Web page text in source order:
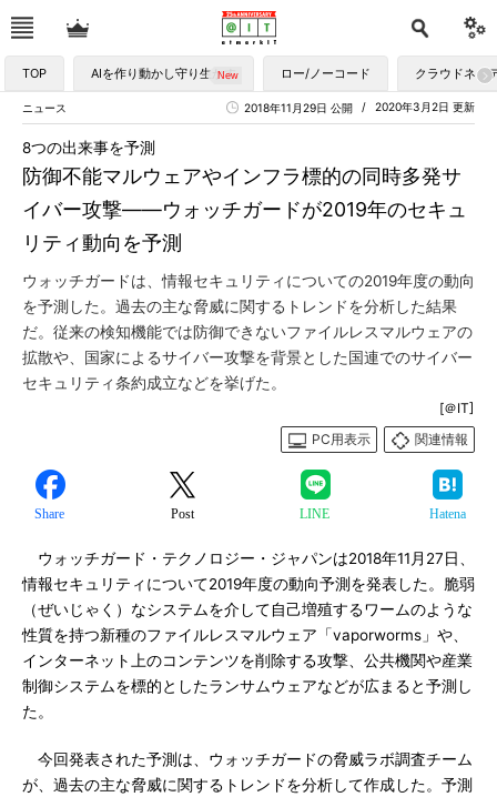
TOP AIを作り動かし守り生かす ロー/ノーコード クラウドネイ
ニュース 2020年3月2日 更新
2018年11月29日 公開
防御不能マルウェアやインフラ標的の同時多発サ
イバー攻撃――ウォッチガードが2019年のセキュ
リティ動向を予測
8つの出来事を予測
ウォッチガードは、情報セキュリティについての2019年度の動向
を予測した。過去の主な脅威に関するトレンドを分析した結果
だ。従来の検知機能では防御できないファイルレスマルウェアの
拡散や、国家によるサイバー攻撃を背景とした国連でのサイバー
セキュリティ条約成立などを挙げた。
[＠IT]
PC用表示
関連情報
Share Post LINE Hatena
ウォッチガード・テクノロジー・ジャパンは2018年11月27日、
情報セキュリティについて2019年度の動向予測を発表した。脆弱
（ぜいじゃく）なシステムを介して自己増殖するワームのような
性質を持つ新種のファイルレスマルウェア「vaporworms」や、
インターネット上のコンテンツを削除する攻撃、公共機関や産業
制御システムを標的としたランサムウェアなどが広まると予測し
た。
今回発表された予測は、ウォッチガードの脅威ラボ調査チーム
が、過去の主な脅威に関するトレンドを分析して作成した。予測